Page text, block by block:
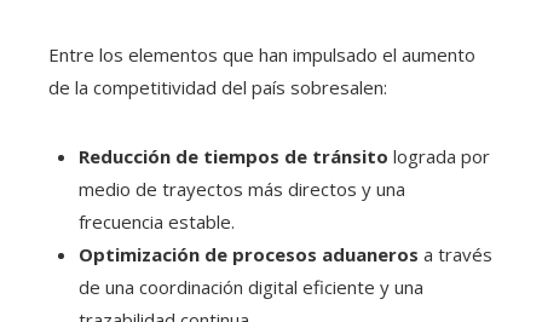
Entre los elementos que han impulsado el aumento
de la competitividad del país sobresalen:
Reducción de tiempos de tránsito lograda por
medio de trayectos más directos y una
frecuencia estable.
Optimización de procesos aduaneros a través
de una coordinación digital eficiente y una